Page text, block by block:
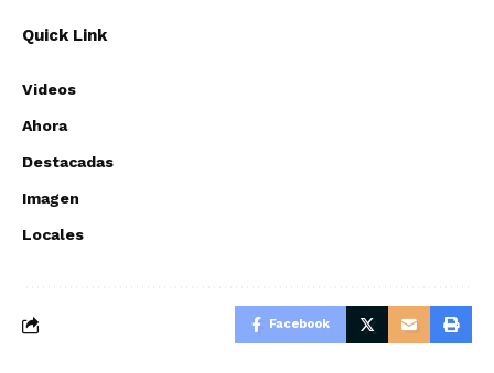
Quick Link
Videos
Ahora
Destacadas
Imagen
Locales
Facebook